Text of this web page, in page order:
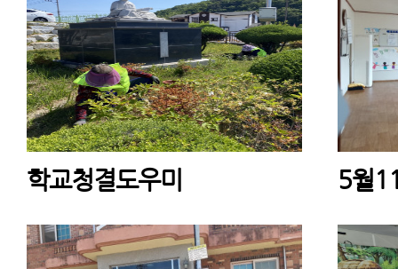
학교청결도우미 5월